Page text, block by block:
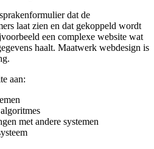
dat de
laat zien en dat gekoppeld wordt
een complexe website wat
haalt. Maatwerk webdesign is
aan:
met andere systemen